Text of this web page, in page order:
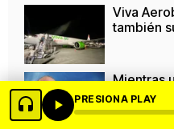
Viva
también
Mientras
que
PRESIONA PLAY